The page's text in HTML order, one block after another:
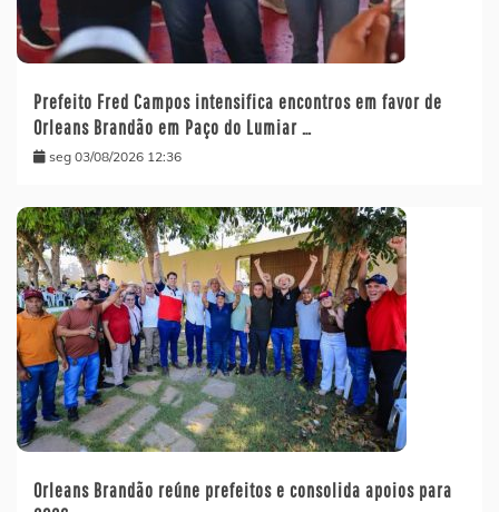
Prefeito Fred Campos intensifica encontros em favor de
Orleans Brandão em Paço do Lumiar …
seg 03/08/2026 12:36
Orleans Brandão reúne prefeitos e consolida apoios para